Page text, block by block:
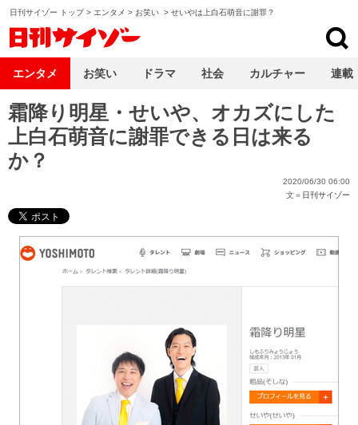
日刊サイゾー トップ> エンタメ > お笑い > せいやは上白石萌音に謝罪？
霜降り明星・せいや、オカズにした
上白石萌音に謝罪できる日は来る
か？
2020/06/30 06:00
文＝ 日刊サイゾー
エンタメ お笑い ドラマ 社会 カルチャー 連載